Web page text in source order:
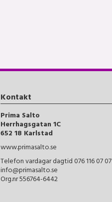
Kontakt
Prima Salto
Herrhagsgatan 1C
652 18 Karlstad
www.primasalto.se
Telefon vardagar dagtid 076 116 07 07
info@primasalto.se
Org.nr 556764-6442